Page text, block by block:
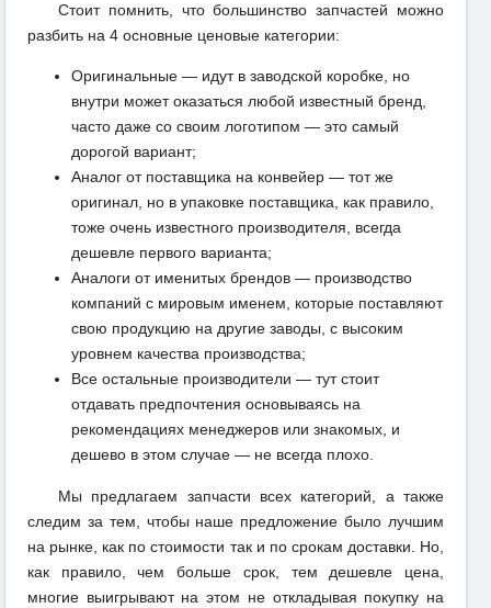
Стоит помнить, что большинство запчастей можно
разбить на 4 основные ценовые категории:
Оригинальные — идут в заводской коробке, но
внутри может оказаться любой известный бренд,
часто даже со своим логотипом — это самый
дорогой вариант;
Аналог от поставщика на конвейер — тот же
оригинал, но в упаковке поставщика, как правило,
тоже очень известного производителя, всегда
дешевле первого варианта;
Аналоги от именитых брендов — производство
компаний с мировым именем, которые поставляют
свою продукцию на другие заводы, с высоким
уровнем качества производства;
Все остальные производители — тут стоит
отдавать предпочтения основываясь на
рекомендациях менеджеров или знакомых, и
дешево в этом случае — не всегда плохо.
Мы предлагаем запчасти всех категорий, а также
следим за тем, чтобы наше предложение было лучшим
на рынке, как по стоимости так и по срокам доставки. Но,
как правило, чем больше срок, тем дешевле цена,
многие выигрывают на этом не откладывая покупку на